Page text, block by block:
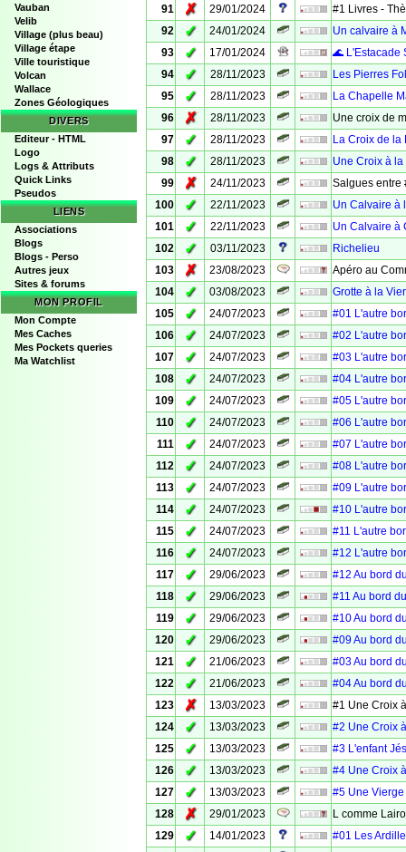
Vauban
Velib
Village (plus beau)
Village étape
Ville touristique
Volcan
Wallace
Zones Géologiques
DIVERS
Editeur - HTML
Logo
Logs & Attributs
Quick Links
Pseudos
LIENS
Associations
Blogs
Blogs - Perso
Autres jeux
Sites & forums
MON PROFIL
Mon Compte
Mes Caches
Mes Pockets queries
Ma Watchlist
91
✗ 29/01/2024
#1 Livres -
92
✓ 24/01/2024
Un calvaire à
93
✓ 17/01/2024
🌊 L'Estacade
94
✓ 28/11/2023
Les Pierres
95
✓ 28/11/2023
La Chapelle
96
✗ 28/11/2023
Une croix de
97
✓ 28/11/2023
La Croix de la
98
✓ 28/11/2023
Une Croix à
99
✗ 24/11/2023
Salgues entre
100
✓ 22/11/2023
Un Calvaire à
101
✓ 22/11/2023
Un Calvaire à
102
✓ 03/11/2023
Richelieu
103
✗ 23/08/2023
Apéro au
104
✓ 03/08/2023
Grotte à la
105
✓ 24/07/2023
#01 L'autre
106
✓ 24/07/2023
#02 L'autre
107
✓ 24/07/2023
#03 L'autre
108
✓ 24/07/2023
#04 L'autre
109
✓ 24/07/2023
#05 L'autre
110
✓ 24/07/2023
#06 L'autre
111
✓ 24/07/2023
#07 L'autre
112
✓ 24/07/2023
#08 L'autre
113
✓ 24/07/2023
#09 L'autre
114
✓ 24/07/2023
#10 L'autre
115
✓ 24/07/2023
#11 L'autre
116
✓ 24/07/2023
#12 L'autre
117
✓ 29/06/2023
#12 Au bord
118
✓ 29/06/2023
#11 Au bord
119
✓ 29/06/2023
#10 Au bord
120
✓ 29/06/2023
#09 Au bord
121
✓ 21/06/2023
#03 Au bord
122
✓ 21/06/2023
#04 Au bord
123
✗ 13/03/2023
#1 Une Croix
124
✓ 13/03/2023
#2 Une Croix
125
✓ 13/03/2023
#3 L'enfant
126
✓ 13/03/2023
#4 Une Croix
127
✓ 13/03/2023
#5 Une
128
✗ 29/01/2023
L comme
129
✓ 14/01/2023
#01 Les